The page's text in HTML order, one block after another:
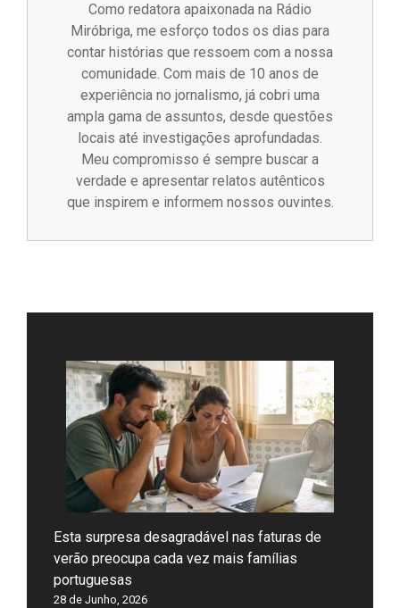
Como redatora apaixonada na Rádio
Miróbriga, me esforço todos os dias para
contar histórias que ressoem com a nossa
comunidade. Com mais de 10 anos de
experiência no jornalismo, já cobri uma
ampla gama de assuntos, desde questões
locais até investigações aprofundadas.
Meu compromisso é sempre buscar a
verdade e apresentar relatos autênticos
que inspirem e informem nossos ouvintes.
Esta surpresa desagradável nas faturas de
verão preocupa cada vez mais famílias
portuguesas
28 de Junho, 2026